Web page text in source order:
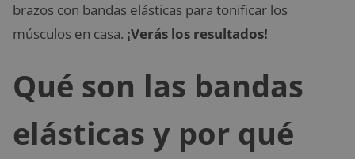
brazos con bandas elásticas para tonificar los
músculos en casa. ¡Verás los resultados!
Qué son las bandas
elásticas y por qué